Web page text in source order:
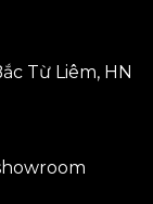
Từ Liêm, HN